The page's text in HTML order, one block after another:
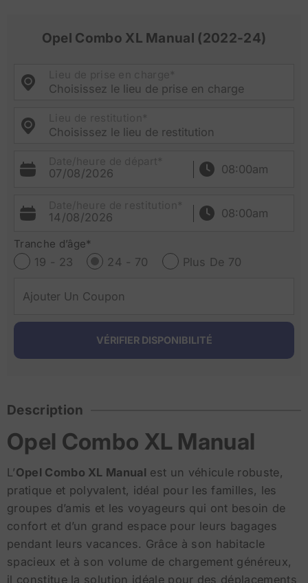
Opel Combo XL Manual (2022-24)
Choisissez le lieu de prise en charge
Choisissez le lieu de restitution
07/08/2026
14/08/2026
Tranche d’âge*
19 - 23 24 - 70 Plus De 70
Description
Opel Combo XL Manual
L’Opel Combo XL Manual est un véhicule robuste,
pratique et polyvalent, idéal pour les familles, les
groupes d’amis et les voyageurs qui ont besoin de
confort et d’un grand espace pour leurs bagages
pendant leurs vacances. Grâce à son habitacle
spacieux et à son volume de chargement généreux,
il constitue la solution idéale pour des déplacements